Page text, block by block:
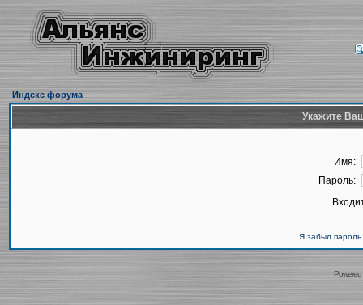
Индекс форума
Укажите
Имя:
Пароль:
Я забыл пароль